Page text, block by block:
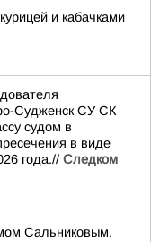
и кабачками
Судженск СУ СК
судом в
в виде
года.// Следком
Сальниковым,